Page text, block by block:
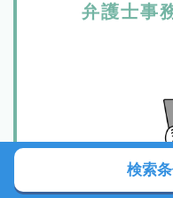
弁護士事
所属弁護士や事務所の紹
護士事務所を選んでくだ
検索